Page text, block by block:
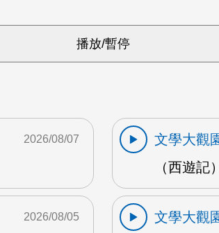
2026/08/07
文學大觀
（西遊記
2026/08/05
文學大觀